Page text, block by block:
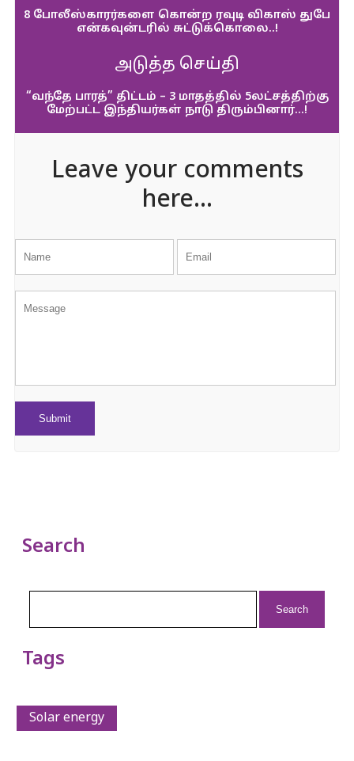
8 போலீஸ்காரர்களை கொன்ற ரவுடி விகாஸ் துபே
என்கவுன்டரில் சுட்டுக்கொலை..!
அடுத்த செய்தி
“வந்தே பாரத்” திட்டம் – 3 மாதத்தில் 5லட்சத்திற்கு
மேற்பட்ட இந்தியர்கள் நாடு திரும்பினார்…!
Leave your comments
here...
Search
Tags
Solar energy